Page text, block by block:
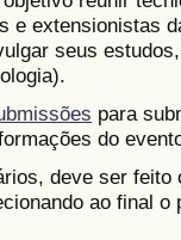
e extensionistas
seus
para
do
deve ser
ao final o